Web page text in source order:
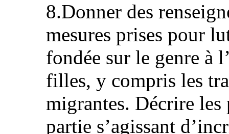
8.Donner des
mesures prises pour
fondée sur le genre à
filles, y compris les
migrantes. Décrire les
partie s’agissant